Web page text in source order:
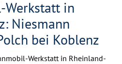
Werkstatt in
Niesmann
bei Koblenz
Werkstatt in Rheinland-